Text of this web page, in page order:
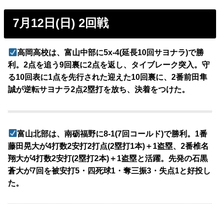
7月12日(日) 2回戦
高岡高校は、富山中部に5x-4(延長10回サヨナラ)で勝
利。2点を追う9回裏に2点を返し、タイブレーク突入。守
る10回表に1点を先行された迎えた10回裏に、2番前田隼
誠が逆転サヨナラ2点2塁打を放ち、決着をつけた。
富山北部は、南砺福野に8-1(7回コールド)で勝利。1番
藤田晃大が4打数2安打2打点(2塁打1本)＋1盗塁、2番椎名
翔大が4打数2安打(2塁打2本)＋1盗塁と活躍。先発の石黒
蒼大が7回を被安打5・四死球1・奪三振3・失点1と好投し
た。